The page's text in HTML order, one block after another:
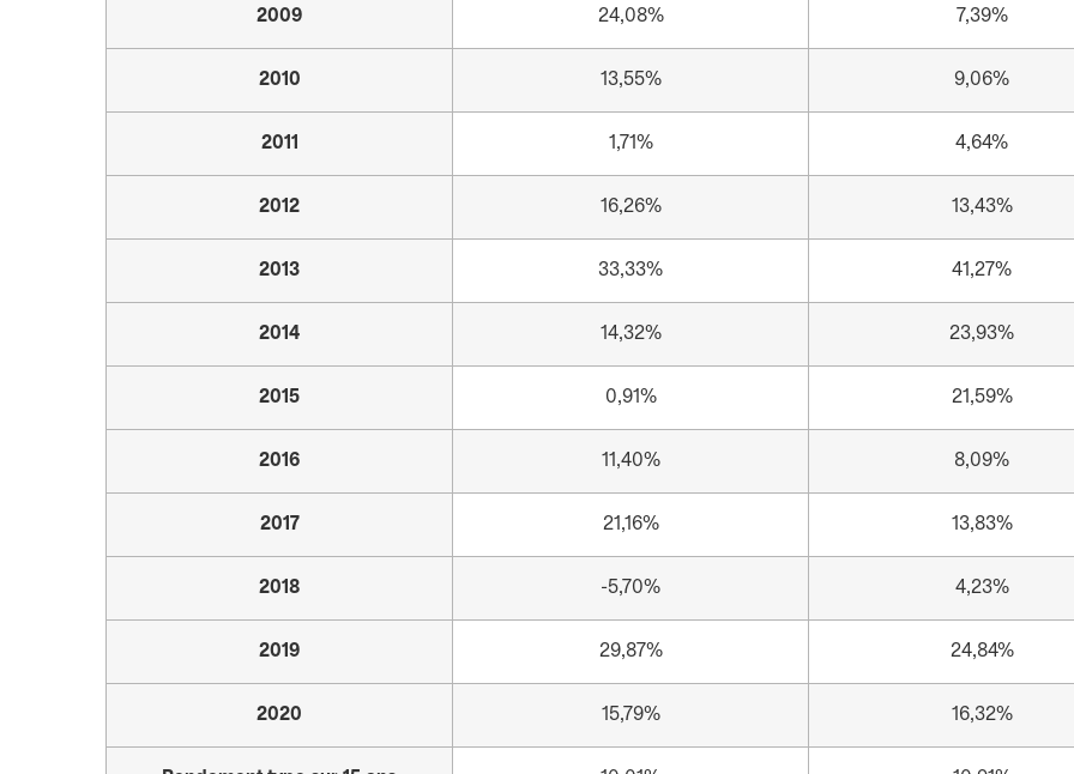
2009 24,08% 7,39%
2010 13,55% 9,06%
2011 1,71% 4,64%
2012 16,26% 13,43%
2013 33,33% 41,27%
2014 14,32% 23,93%
2015 0,91% 21,59%
2016 11,40% 8,09%
2017 21,16% 13,83%
2018 -5,70% 4,23%
2019 29,87% 24,84%
2020 15,79% 16,32%